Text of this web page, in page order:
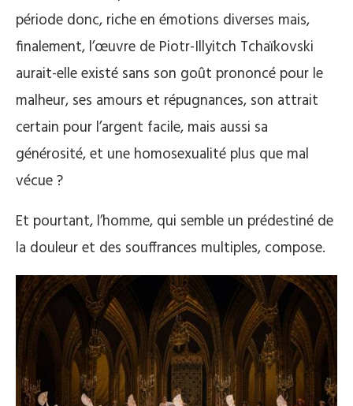
période donc, riche en émotions diverses mais,
finalement, l’œuvre de Piotr-Illyitch Tchaïkovski
aurait-elle existé sans son goût prononcé pour le
malheur, ses amours et répugnances, son attrait
certain pour l’argent facile, mais aussi sa
générosité, et une homosexualité plus que mal
vécue ?
Et pourtant, l’homme, qui semble un prédestiné de
la douleur et des souffrances multiples, compose.